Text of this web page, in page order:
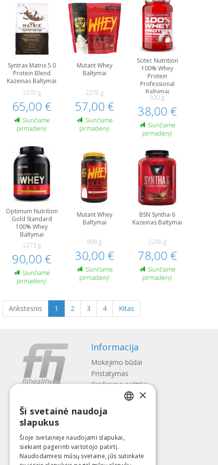
Syntrax Matrix 5.0
Protein Blend
Kazeinas Baltymai
2270 g
65,00 €
Siunčiame
pirmadienį!
Mutant Whey
Baltymai
2270 g
57,00 €
Siunčiame
pirmadienį!
Scitec Nutrition
100% Whey
Protein
Professional
Baltymai
920 g
38,00 €
Siunčiame
pirmadienį!
Optimum Nutrition
Gold Standard
100% Whey
Baltymai
2273 g
90,00 €
Siunčiame
pirmadienį!
Mutant Whey
Baltymai
908 g
30,00 €
Siunčiame
pirmadienį!
BSN Syntha-6
Kazeinas Baltymai
2260 g
78,00 €
Siunčiame
pirmadienį!
Ankstesnis 1 2 3 4 Kitas
Informacija
Mokėjimo būdai
Pristatymas
Gražinimo politika
Apie mus
Kontaktai
Privatumo politika
Sekite mus Surask musLITHUANIAN
ESTONIAN
×
Ši svetainė naudoja
slapukus
Šioje svetainėje naudojami slapukai,
siekiant pagerinti vartotojo patirtį.
Naudodamiesi mūsų svetaine, jūs sutinkate